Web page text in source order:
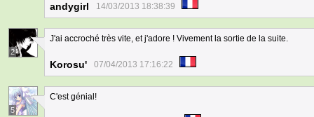
andygirl 14/03/2013 18:38:39
2
J'ai accroché très vite, et j'adore ! Vivement la sortie de la suite.
Korosu' 07/04/2013 17:16:22
5
C'est génial!